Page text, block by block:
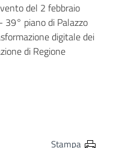
del 2 febbraio
39° piano di Palazzo
digitale dei
di Regione
su Facebook
pagina su Twitter
questa pagina su Linkedin
questa pagina via
Stampa